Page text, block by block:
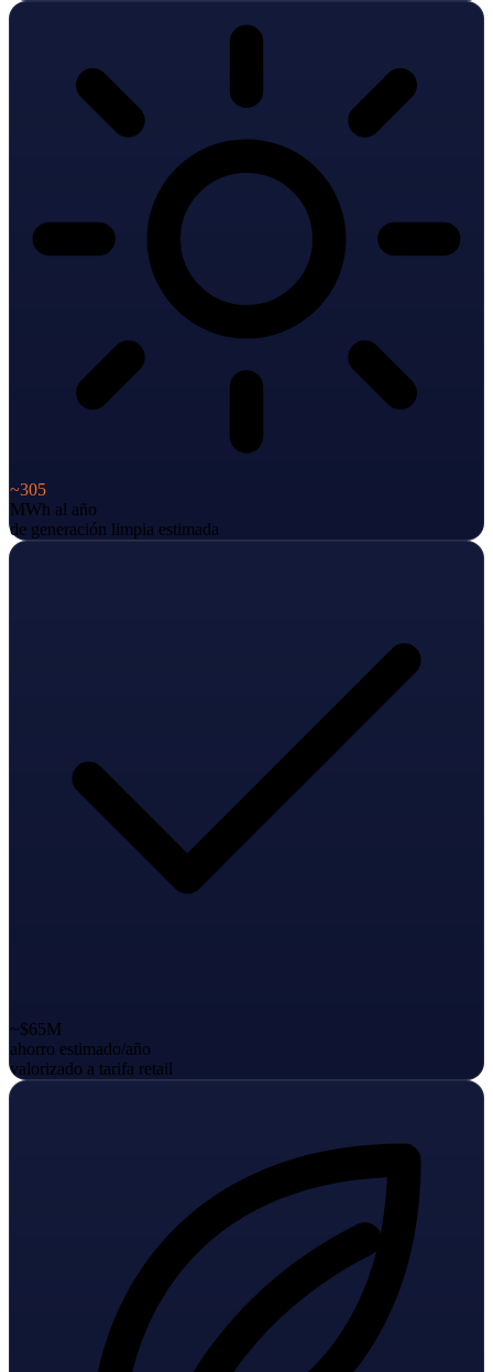
~305
MWh al año
de generación limpia estimada
~$65M
ahorro estimado/año
valorizado a tarifa retail